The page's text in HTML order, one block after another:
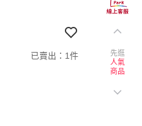
已賣出：1件
先逛
人氣
商品